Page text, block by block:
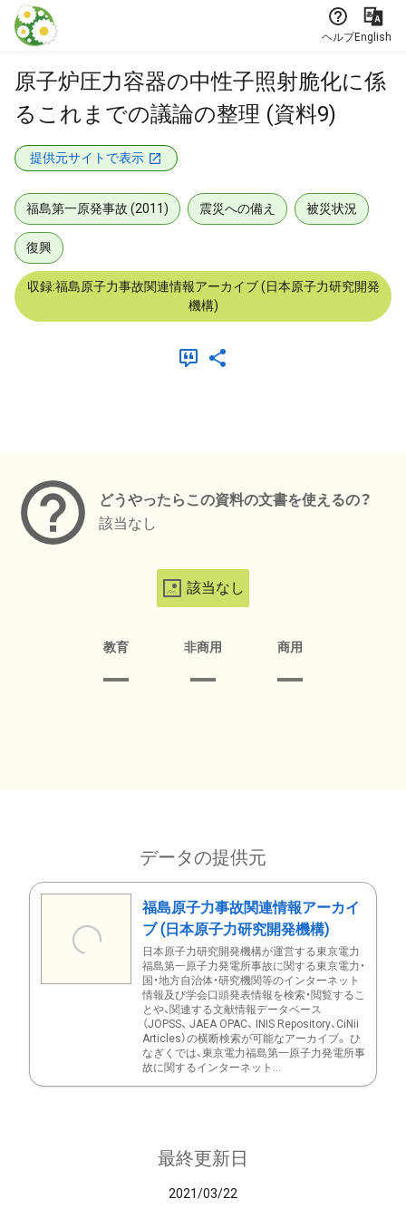
本文に飛ぶ
ヘルプEnglish
原子炉圧力容器の中性子照射脆化に係
るこれまでの議論の整理 (資料9)
提供元サイトで表示
福島第一原発事故 (2011) 震災への備え 被災状況
復興
収録:福島原子力事故関連情報アーカイブ (日本原子力研究開発
機構)
どうやったらこの資料の文書を使えるの？
該当なし
該当なし
教育 非商用 商用
データの提供元
福島原子力事故関連情報アーカイ
ブ (日本原子力研究開発機構)
日本原子力研究開発機構が運営する東京電力
福島第一原子力発電所事故に関する東京電力・
国・地方自治体・研究機関等のインターネット
情報及び学会口頭発表情報を検索・閲覧するこ
とや、関連する文献情報データベース
（JOPSS、 JAEA OPAC、 INIS Repository、CiNii
Articles）の横断検索が可能なアーカイブ。 ひ
なぎくでは、東京電力福島第一原子力発電所事
故に関するインターネット...
最終更新日
2021/03/22